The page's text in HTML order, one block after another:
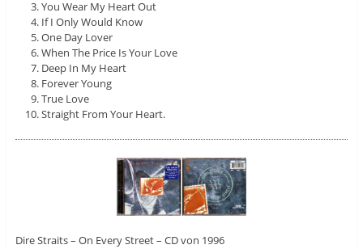
You Wear My Heart Out
If I Only Would Know
One Day Lover
When The Price Is Your Love
Deep In My Heart
Forever Young
True Love
Straight From Your Heart.
Dire Straits – On Every Street – CD von 1996